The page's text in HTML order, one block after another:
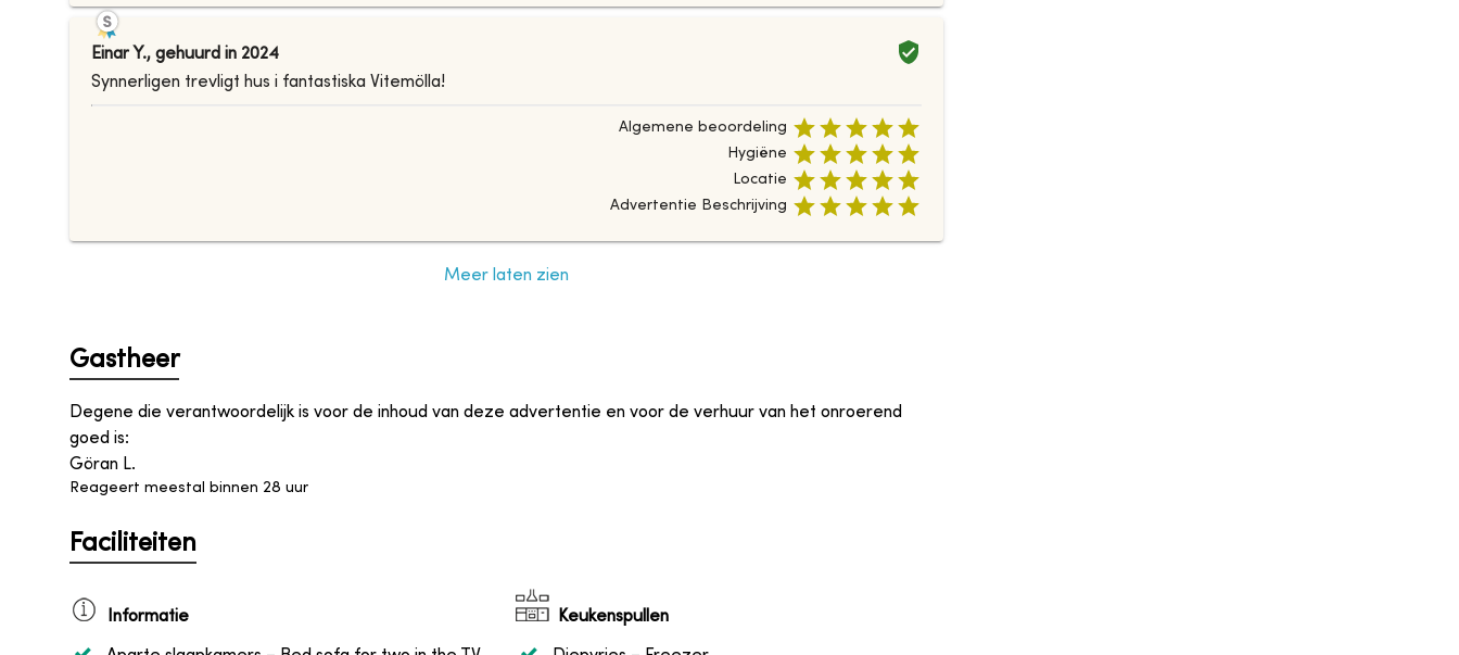
Einar Y., gehuurd in 2024
Synnerligen trevligt hus i fantastiska Vitemölla!
Algemene beoordeling
Hygiëne
Locatie
Advertentie Beschrijving
Meer laten zien
Gastheer
Degene die verantwoordelijk is voor de inhoud van deze advertentie en voor de verhuur van het onroerend
goed is:
Göran L.
Reageert meestal binnen 28 uur
Faciliteiten
Informatie Keukenspullen